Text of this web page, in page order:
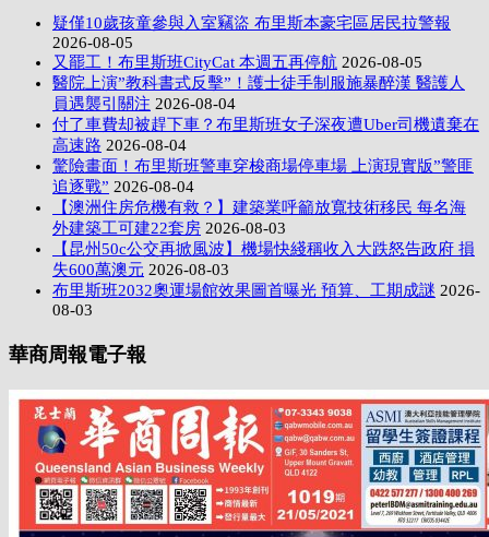
疑僅10歲孩童參與入室竊盜 布里斯本豪宅區居民拉警報
2026-08-05
又罷工！布里斯班CityCat 本週五再停航 2026-08-05
醫院上演”教科書式反擊”！護士徒手制服施暴醉漢 醫護人
員遇襲引關注 2026-08-04
付了車費却被趕下車？布里斯班女子深夜遭Uber司機遺棄在
高速路 2026-08-04
驚險畫面！布里斯班警車穿梭商場停車場 上演現實版”警匪
追逐戰” 2026-08-04
【澳洲住房危機有救？】建築業呼籲放寬技術移民 每名海
外建築工可建22套房 2026-08-03
【昆州50c公交再掀風波】機場快綫稱收入大跌怒告政府 損
失600萬澳元 2026-08-03
布里斯班2032奧運場館效果圖首曝光 預算、工期成謎 2026-
08-03
華商周報電子報